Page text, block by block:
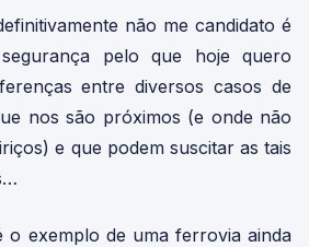
não me candidato é
pelo que hoje quero
entre diversos casos de
nos são próximos (e onde não
e que podem suscitar as tais
o exemplo de uma ferrovia ainda